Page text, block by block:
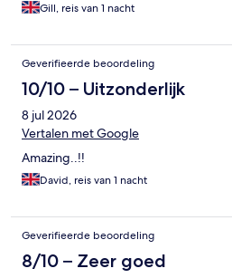
Gill, reis van 1 nacht
Geverifieerde beoordeling
10/10 – Uitzonderlijk
8 jul 2026
Vertalen met Google
Amazing..!!
David, reis van 1 nacht
Geverifieerde beoordeling
8/10 – Zeer goed